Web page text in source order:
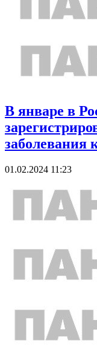
В январе в
заболевания
01.02.2024 11:23